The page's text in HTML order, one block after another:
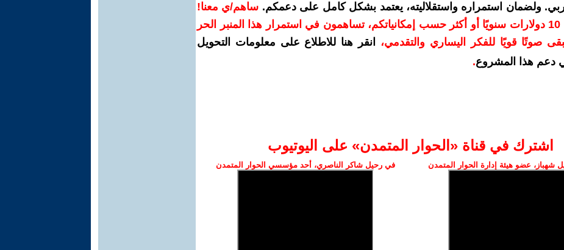
ولضمان استمراره واستقلاليته، يعتمد بشكل كامل على دعمكم. ساهم/ي معنا!
بدعمكم بمبلغ 10 دولارات سنويًا أو أكثر حسب إمكانياتكم، تساهمون في استمرار هذا المنبر الحر
صوتًا قويًا للفكر اليساري والتقدمي،
انقر هنا للاطلاع على معلومات التحويل
دعم هذا المشروع.
اشترك في قناة ‫«الحوار المتمدن» على اليوتيوب
شهباز، عضو هيئة إدارة الحوار المتمدن في رحيل شاكر الناصري، أحد مؤسسي الحوار المتمدن